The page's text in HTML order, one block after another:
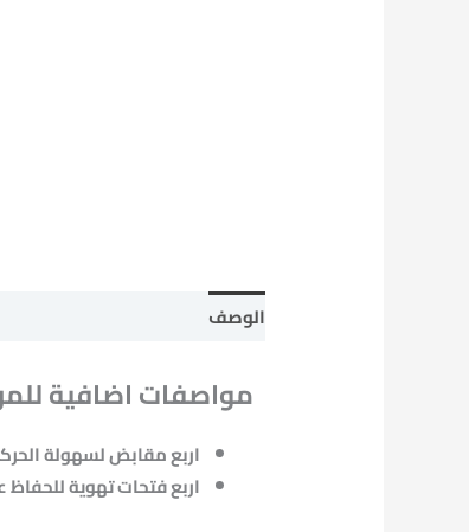
الوصف
مواصفات اضافية
اربع مقابض لسهولة
اربع فتحات تهوية للحفاظ